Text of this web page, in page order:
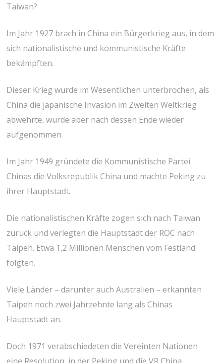
Taiwan?
Im Jahr 1927 brach in China ein Bürgerkrieg aus, in dem
sich nationalistische und kommunistische Kräfte
bekämpften.
Dieser Krieg wurde im Wesentlichen unterbrochen, als
China die japanische Invasion im Zweiten Weltkrieg
abwehrte, wurde aber nach dessen Ende wieder
aufgenommen.
Im Jahr 1949 gründete die Kommunistische Partei
Chinas die Volksrepublik China und machte Peking zu
ihrer Hauptstadt.
Die nationalistischen Kräfte zogen sich nach Taiwan
zurück und verlegten die Hauptstadt der ROC nach
Taipeh. Etwa 1,2 Millionen Menschen vom Festland
folgten.
Viele Länder – darunter auch Australien – erkannten
Taipeh noch zwei Jahrzehnte lang als Chinas
Hauptstadt an.
Doch 1971 verabschiedeten die Vereinten Nationen